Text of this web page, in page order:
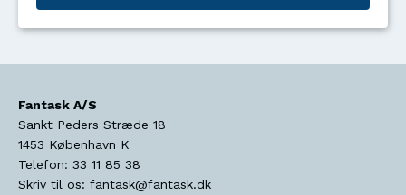
Fantask A/S
Sankt Peders Stræde 18
1453 København K
Telefon: 33 11 85 38
Skriv til os: fantask@fantask.dk